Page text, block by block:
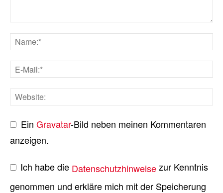
EinGravatar-Bild neben meinen Kommentaren
anzeigen.
Ich habe die Datenschutzhinweisezur Kenntnis
genommen und erkläre mich mit der Speicherung